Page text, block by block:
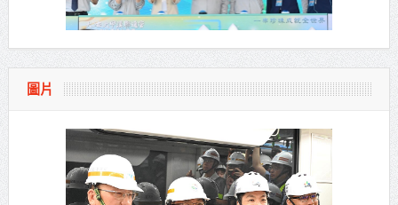
圖片